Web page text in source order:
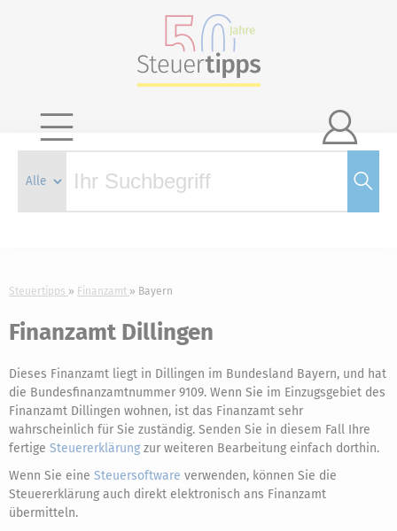

Steuertipps Finanzamt Bayern
Finanzamt Dillingen
Dieses Finanzamt liegt in Dillingen im Bundesland Bayern, und hat
die Bundesfinanzamtnummer 9109. Wenn Sie im Einzugsgebiet des
Finanzamt Dillingen wohnen, ist das Finanzamt sehr
wahrscheinlich für Sie zuständig. Senden Sie in diesem Fall Ihre
fertige Steuererklärung zur weiteren Bearbeitung einfach dorthin.
Wenn Sie eine Steuersoftware verwenden, können Sie die
Steuererklärung auch direkt elektronisch ans Finanzamt
übermitteln.